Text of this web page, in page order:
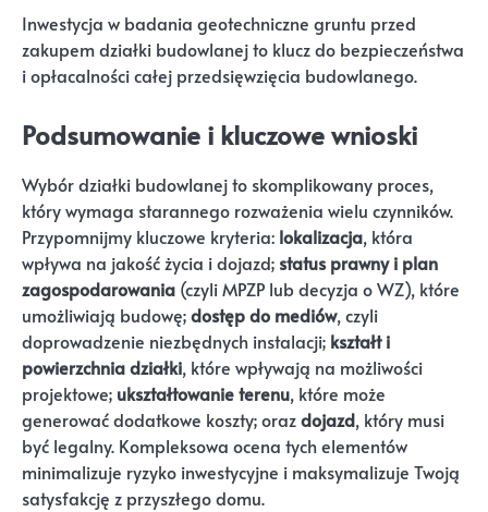
Inwestycja w badania geotechniczne gruntu przed
zakupem działki budowlanej to klucz do bezpieczeństwa
i opłacalności całej przedsięwzięcia budowlanego.
Podsumowanie i kluczowe wnioski
Wybór działki budowlanej to skomplikowany proces,
który wymaga starannego rozważenia wielu czynników.
Przypomnijmy kluczowe kryteria: lokalizacja, która
wpływa na jakość życia i dojazd; status prawny i plan
zagospodarowania (czyli MPZP lub decyzja o WZ), które
umożliwiają budowę;dostęp do mediów, czyli
doprowadzenie niezbędnych instalacji; kształt i
powierzchnia działki, które wpływają na możliwości
projektowe; ukształtowanie terenu, które może
generować dodatkowe koszty; orazdojazd, który musi
być legalny. Kompleksowa ocena tych elementów
minimalizuje ryzyko inwestycyjne i maksymalizuje Twoją
satysfakcję z przyszłego domu.